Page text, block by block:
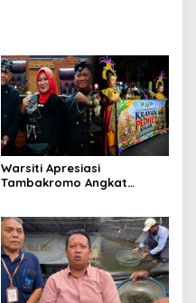
Warsiti Apresiasi
Tambakromo Angkat